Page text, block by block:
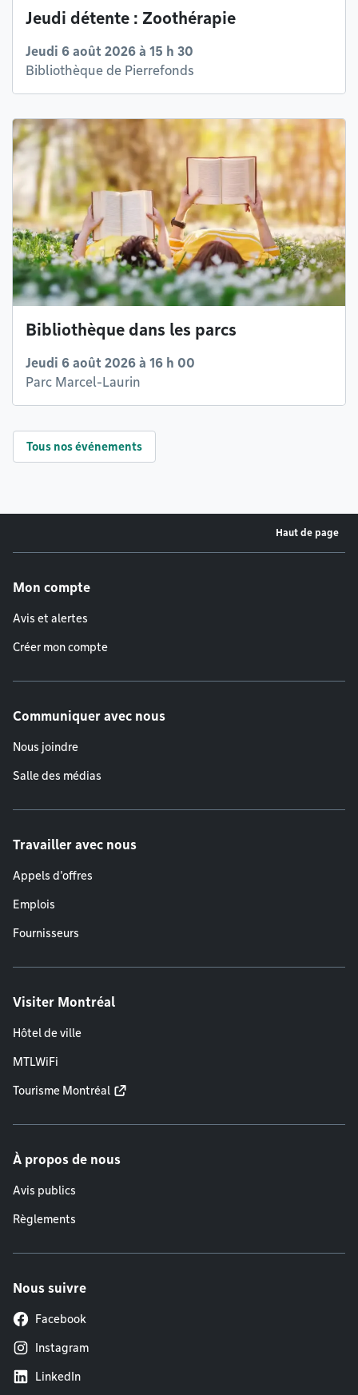
Jeudi détente : Zoothérapie
Jeudi 6 août 2026 à 15 h 30
Bibliothèque de Pierrefonds
Bibliothèque dans les parcs
Jeudi 6 août 2026 à 16 h 00
Parc Marcel-Laurin
Tous nos événements
Haut de page
Mon compte
Avis et alertes
Créer mon compte
Communiquer avec nous
Nous joindre
Salle des médias
Travailler avec nous
Appels d'offres
Emplois
Fournisseurs
Visiter Montréal
Hôtel de ville
MTLWiFi
Tourisme Montréal
À propos de nous
Avis publics
Règlements
Nous suivre
Facebook
Instagram
LinkedIn